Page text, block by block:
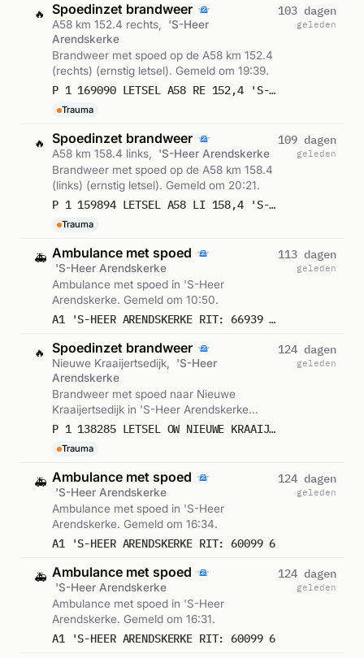
🔥 Spoedinzet brandweer
A58 km 152.4 rechts,
'S-Heer
Arendskerke
Brandweer met spoed op de A58 km 152.4
(rechts) (ernstig letsel). Gemeld om 19:39.
P 1 169090 LETSEL A58 RE 152,4 'S-HEER ARENDSKERKE
Trauma
103 dagen
geleden
🔥 Spoedinzet brandweer
A58 km 158.4 links,
'S-Heer Arendskerke
Brandweer met spoed op de A58 km 158.4
(links) (ernstig letsel). Gemeld om 20:21.
P 1 159894 LETSEL A58 LI 158,4 'S-HEER ARENDSKERKE
Trauma
109 dagen
geleden
🚑 Ambulance met spoed
'S-Heer Arendskerke
Ambulance met spoed in 'S-Heer
Arendskerke. Gemeld om 10:50.
A1 'S-HEER ARENDSKERKE RIT: 66939 DIRECTE INZET: JA
113 dagen
geleden
🔥 Spoedinzet brandweer
Nieuwe Kraaijertsedijk,
'S-Heer
Arendskerke
Brandweer met spoed naar Nieuwe
Kraaijertsedijk in 'S-Heer Arendskerke
(ernstig letsel). Gemeld om 17:15.
P 1 138285 LETSEL OW NIEUWE KRAAIJERTSEDIJK 58.69 'S-HEER ARENDSKERKE
Trauma
124 dagen
geleden
🚑 Ambulance met spoed
'S-Heer Arendskerke
Ambulance met spoed in 'S-Heer
Arendskerke. Gemeld om 16:34.
A1 'S-HEER ARENDSKERKE RIT: 60099 6
124 dagen
geleden
🚑 Ambulance met spoed
'S-Heer Arendskerke
Ambulance met spoed in 'S-Heer
Arendskerke. Gemeld om 16:31.
A1 'S-HEER ARENDSKERKE RIT: 60099 6
124 dagen
geleden